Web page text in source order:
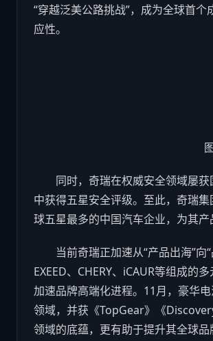
“穿越泛美公路挑战”，成为全球首个
应性。
图
同时，奇瑞在权威安全领域屡获
中获得五星安全评级。至此，奇瑞
球五星最多的中国汽车企业，为其
当前奇瑞正加速从“产品出海”向“
EXEED、CHERY、iCAUR等组成的
加速品牌高端化进程。11月，豪华
领域，并获《TopGear》《
领域的底蕴，更有助于提升其全球